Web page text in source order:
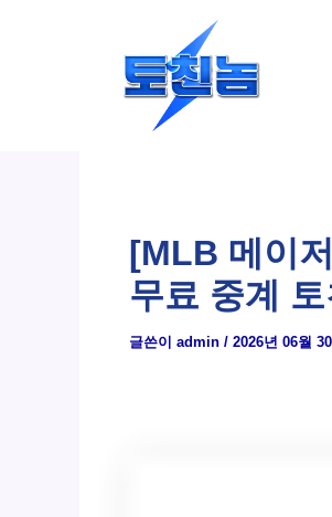
[MLB 메이
무료 중계
글쓴이 admin / 2026년 06월